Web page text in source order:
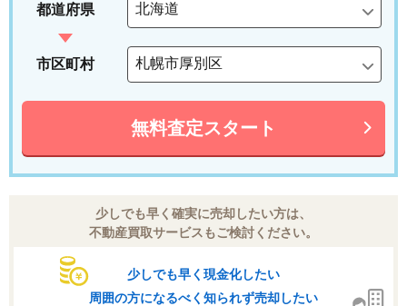
都道府県
市区町村
無料査定スタート
少しでも早く確実に売却したい方は、
不動産買取サービスもご検討ください。
少しでも早く現金化したい
周囲の方になるべく知られず売却したい